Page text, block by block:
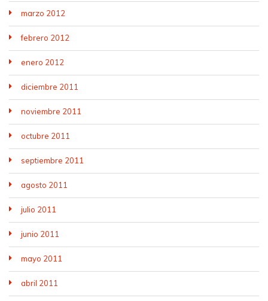
marzo 2012
febrero 2012
enero 2012
diciembre 2011
noviembre 2011
octubre 2011
septiembre 2011
agosto 2011
julio 2011
junio 2011
mayo 2011
abril 2011